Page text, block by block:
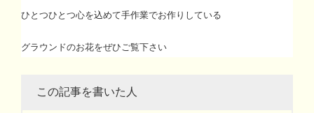
ひとつひとつ心を込めて手作業でお作りしている
グラウンドのお花をぜひご覧下さい
この記事を書いた人